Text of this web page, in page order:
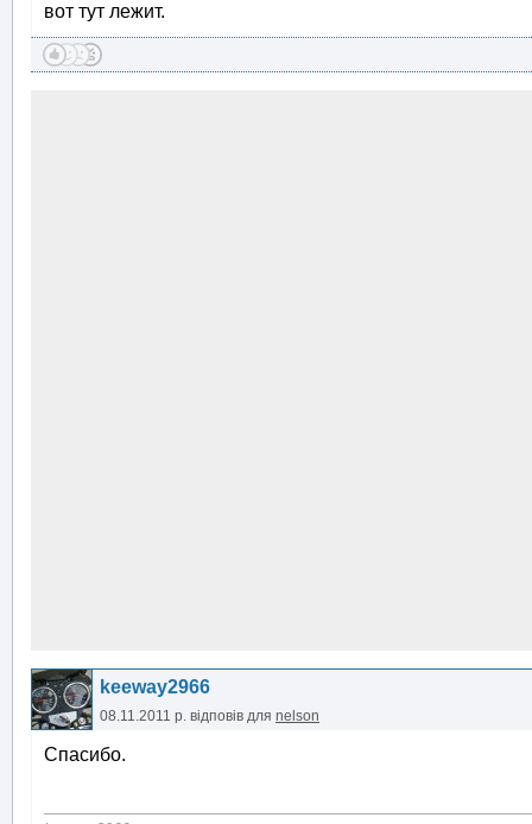
вот тут лежит.
keeway2966
08.11.2011 р. відповів для nelson
Спасибо.